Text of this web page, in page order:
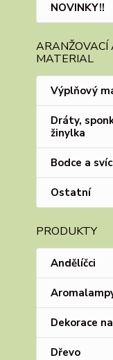
NOVINKY!!
ARANŽOVACÍ
MATERIAL
Výplňový
Dráty,
žinylka
Bodce a
Ostatní
PRODUKTY
Andělíčci
Dekorace
Dřevo